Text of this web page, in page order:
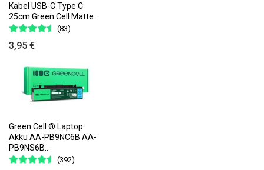
Kabel USB-C Type C
25cm Green Cell Matte..
(83)
3,95 €
Green Cell ® Laptop
Akku AA-PB9NC6B AA-
PB9NS6B..
(392)